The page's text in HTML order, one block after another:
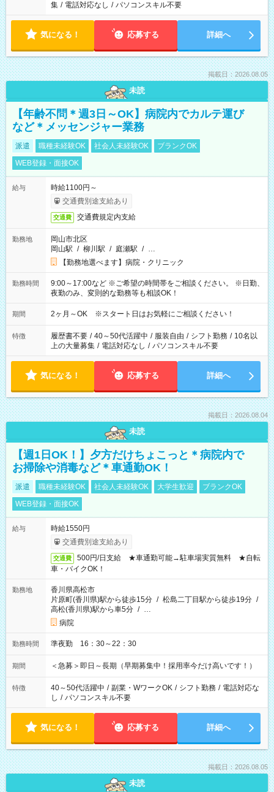
集 / 電話対応なし / パソコンスキル不要
気になる！ 応募する 詳細へ
掲載日：2026.08.05
未読
【年齢不問＊週3日～OK】病院内でカルテ運び
など＊メッセンジャー業務
派遣 職種未経験OK 社会人未経験OK
ブランクOK
WEB登録・面接OK
給与
時給1100円～
交通費別途支給あり
交通費 交通費規定内支給
勤務地
岡山市北区
岡山駅 / 柳川駅 / 庭瀬駅 / …
【勤務地選べます】病院・クリニック
勤務時間
9:00～17:00など ※ご希望の時間帯をご相談ください。 ※日勤、
夜勤のみ、変則的な勤務等も相談OK！
期間 2ヶ月～OK ※スタート日はお気軽にご相談ください！
特徴 履歴書不要 / 40～50代活躍中 / 服装自由 / シフト勤務 / 10名以
上の大量募集 / 電話対応なし / パソコンスキル不要
気になる！ 応募する 詳細へ
掲載日：2026.08.04
未読
【週1日OK！】夕方だけちょこっと＊病院内で
お掃除や消毒など＊車通勤OK！
派遣 職種未経験OK 社会人未経験OK 大学生歓迎
ブランクOK
WEB登録・面接OK
給与
時給1550円
交通費別途支給あり
交通費
500円/日支給 ★車通勤可能→駐車場実質無料 ★自転
車・バイクOK！
勤務地
香川県高松市
片原町(香川県)駅から徒歩15分 / 松島二丁目駅から徒歩19分 /
高松(香川県)駅から車5分 / …
病院
勤務時間 準夜勤 16：30～22：30
期間 ＜急募＞即日～長期（早期募集中！採用率今だけ高いです！）
特徴 40～50代活躍中 / 副業・WワークOK / シフト勤務 / 電話対応な
し / パソコンスキル不要
気になる！ 応募する 詳細へ
掲載日：2026.08.05
未読